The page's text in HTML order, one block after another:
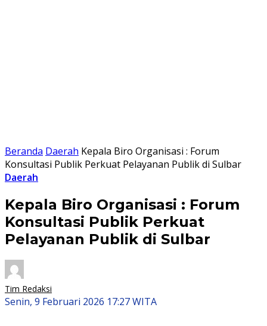
Beranda Daerah Kepala Biro Organisasi : Forum
Konsultasi Publik Perkuat Pelayanan Publik di Sulbar
Daerah
Kepala Biro Organisasi : Forum
Konsultasi Publik Perkuat
Pelayanan Publik di Sulbar
Tim Redaksi
Senin, 9 Februari 2026 17:27 WITA